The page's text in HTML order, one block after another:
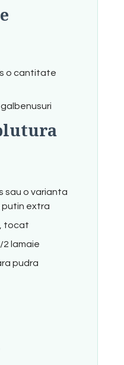
o cantitate
sau o varianta
putin extra
tocat
2 lamaie
pudra